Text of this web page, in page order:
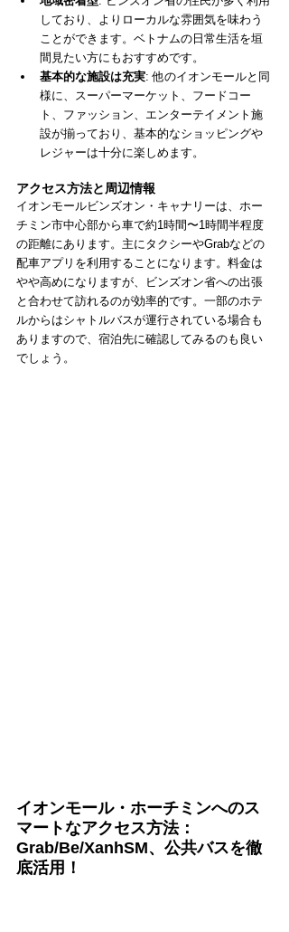
しており、よりローカルな雰囲気を味わう
ことができます。ベトナムの日常生活を垣
間見たい方にもおすすめです。
基本的な施設は充実: 他のイオンモールと同
様に、スーパーマーケット、フードコー
ト、ファッション、エンターテイメント施
設が揃っており、基本的なショッピングや
レジャーは十分に楽しめます。
アクセス方法と周辺情報
イオンモールビンズオン・キャナリーは、ホー
チミン市中心部から車で約1時間〜1時間半程度
の距離にあります。主にタクシーやGrabなどの
配車アプリを利用することになります。料金は
やや高めになりますが、ビンズオン省への出張
と合わせて訪れるのが効率的です。一部のホテ
ルからはシャトルバスが運行されている場合も
ありますので、宿泊先に確認してみるのも良い
でしょう。
イオンモール・ホーチミンへのス
マートなアクセス方法：
Grab/Be/XanhSM、公共バスを徹
底活用！